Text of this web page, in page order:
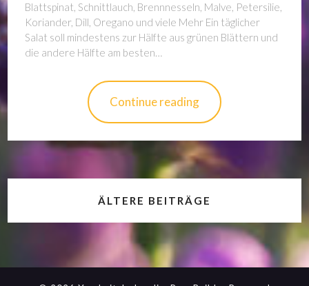
Blattspinat, Schnittlauch, Brennnesseln, Malve, Petersilie,
Koriander, Dill, Oregano und viele Mehr Ein täglicher
Salat soll mindestens zur Hälfte aus grünen Blättern und
die andere Hälfte am besten…
Continue reading
ÄLTERE BEITRÄGE